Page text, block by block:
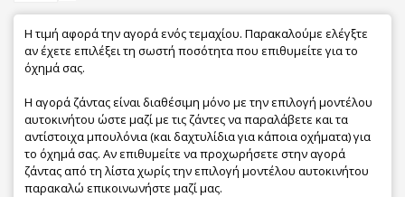
Η τιμή αφορά την αγορά ενός τεμαχίου. Παρακαλούμε ελέγξτε
αν έχετε επιλέξει τη σωστή ποσότητα που επιθυμείτε για το
όχημά σας.
Η αγορά ζάντας είναι διαθέσιμη μόνο με την επιλογή μοντέλου
αυτοκινήτου ώστε μαζί με τις ζάντες να παραλάβετε και τα
αντίστοιχα μπουλόνια (και δαχτυλίδια για κάποια οχήματα) για
το όχημά σας. Αν επιθυμείτε να προχωρήσετε στην αγορά
ζάντας από τη λίστα χωρίς την επιλογή μοντέλου αυτοκινήτου
παρακαλώ επικοινωνήστε μαζί μας.